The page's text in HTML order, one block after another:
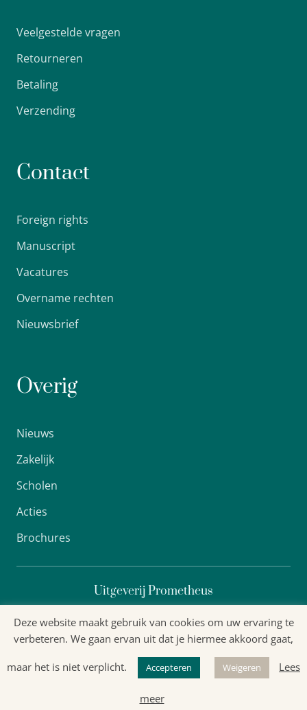
Veelgestelde vragen
Retourneren
Betaling
Verzending
Contact
Foreign rights
Manuscript
Vacatures
Overname rechten
Nieuwsbrief
Overig
Nieuws
Zakelijk
Scholen
Acties
Brochures
Uitgeverij Prometheus
Privacyverklaring
Algemene voorwaarden
Deze website maakt gebruik van cookies om uw ervaring te
verbeteren. We gaan ervan uit dat je hiermee akkoord gaat,
maar het is niet verplicht. Accepteren Weigeren Lees
meer